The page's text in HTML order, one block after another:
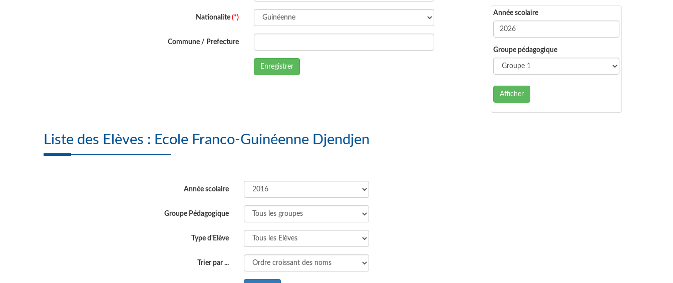
Nationalite (*)
Commune / Prefecture
Enregistrer
Année scolaire
Groupe pédagogique
Afficher
Liste des Elèves : Ecole Franco-Guinéenne Djendjen
Année scolaire
Groupe Pédagogique
Type d'Elève
Trier par ...